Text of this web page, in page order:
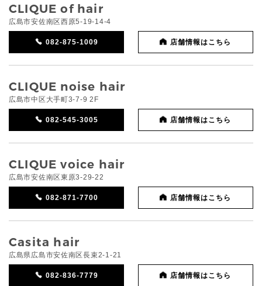
CLIQUE of hair
広島市安佐南区西原5-19-14-4
082-875-1009 店舗情報はこちら
CLIQUE noise hair
広島市中区大手町3-7-9 2F
082-545-3005 店舗情報はこちら
CLIQUE voice hair
広島市安佐南区東原3-29-22
082-871-7700 店舗情報はこちら
Casita hair
広島県広島市安佐南区長束2-1-21
082-836-7779 店舗情報はこちら